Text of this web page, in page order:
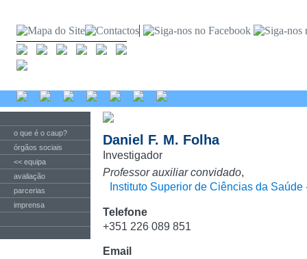
o que é o caup?
órgãos sociais
<< equipa
avaliação
parcerias
imprensa
Daniel F. M. Folha
Investigador
Professor auxiliar convidado,
Instituto Superior de Ciências da Saúde
Telefone
+351 226 089 851
Email